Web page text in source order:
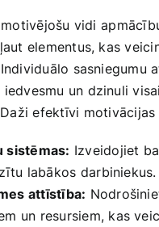
vidi⁤
elementus, kas
sasniegumu
un dzinuli visai
efektīvi ⁤motivācijas
sistēmas: Izveidojiet
labākos ⁤darbiniekus.
attīstība:
un resursiem, kas